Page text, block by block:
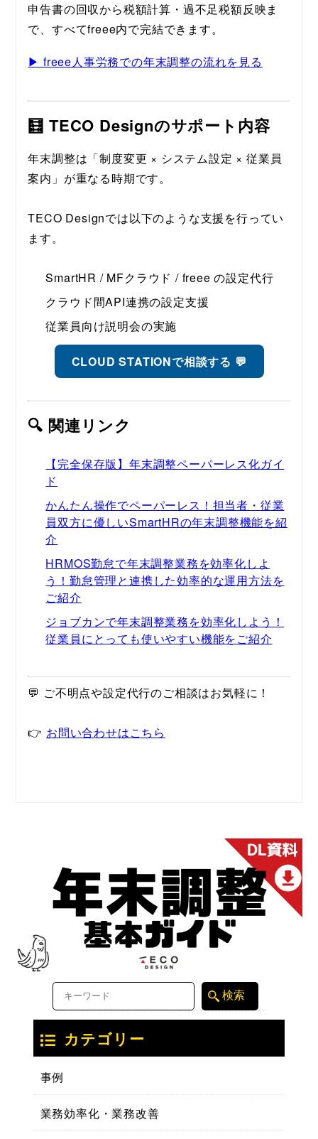
申告書の回収から税額計算・過不足税額反映ま
で、すべてfreee内で完結できます。
▶ freee人事労務での年末調整の流れを見る
🧮 TECO Designのサポート内容
年末調整は「制度変更 × システム設定 × 従業員
案内」が重なる時期です。
TECO Designでは以下のような支援を行ってい
ます。
SmartHR / MFクラウド / freee の設定代行
クラウド間API連携の設定支援
従業員向け説明会の実施
CLOUD STATIONで相談する 💬
🔍 関連リンク
【完全保存版】年末調整ペーパーレス化ガイ
ド
かんたん操作でペーパーレス！担当者・従業
員双方に優しいSmartHRの年末調整機能を紹
介
HRMOS勤怠で年末調整業務を効率化しよ
う！勤怠管理と連携した効率的な運用方法を
ご紹介
ジョブカンで年末調整業務を効率化しよう！
従業員にとっても使いやすい機能をご紹介
💬 ご不明点や設定代行のご相談はお気軽に！
👉 お問い合わせはこちら
カテゴリー
事例
業務効率化・業務改善